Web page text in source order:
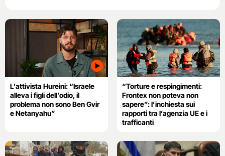
L’attivista Hureini: “Israele
alleva i figli dell’odio, il
problema non sono Ben Gvir
e Netanyahu”
“Torture e respingimenti:
Frontex non poteva non
sapere”: l’inchiesta sui
rapporti tra l’agenzia UE e i
trafficanti